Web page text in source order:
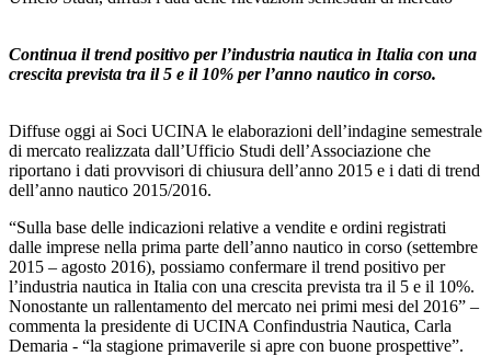
Continua il trend positivo per l’industria nautica in Italia con una
crescita prevista tra il 5 e il 10% per l’anno nautico in corso.
Diffuse oggi ai Soci UCINA le elaborazioni dell’indagine semestrale
di mercato realizzata dall’Ufficio Studi dell’Associazione che
riportano i dati provvisori di chiusura dell’anno 2015 e i dati di trend
dell’anno nautico 2015/2016.
“Sulla base delle indicazioni relative a vendite e ordini registrati
dalle imprese nella prima parte dell’anno nautico in corso (settembre
2015 – agosto 2016), possiamo confermare il trend positivo per
l’industria nautica in Italia con una crescita prevista tra il 5 e il 10%.
Nonostante un rallentamento del mercato nei primi mesi del 2016” –
commenta la presidente di UCINA Confindustria Nautica, Carla
Demaria - “la stagione primaverile si apre con buone prospettive”.